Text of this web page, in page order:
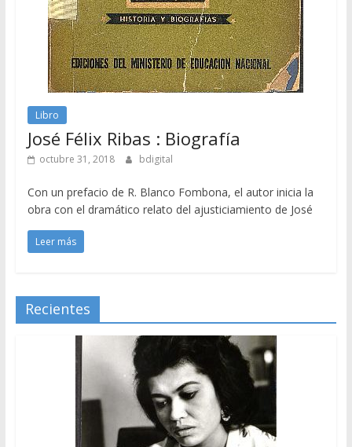
Libro
José Félix Ribas : Biografía
octubre 31, 2018 bdigital
Con un prefacio de R. Blanco Fombona, el autor inicia la
obra con el dramático relato del ajusticiamiento de José
Leer más
Recientes